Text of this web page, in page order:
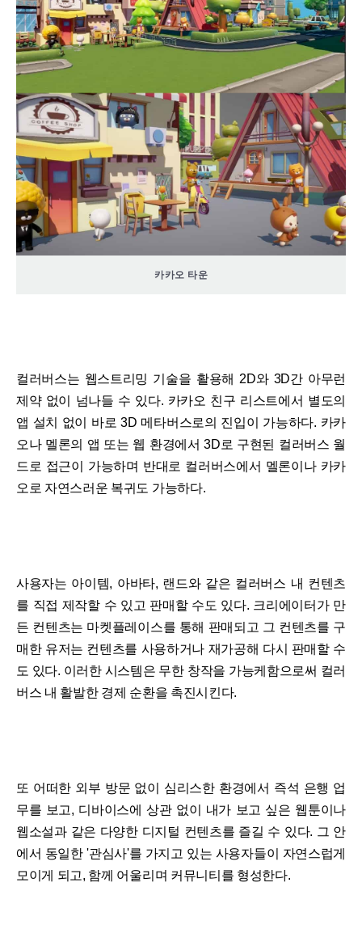
카카오 타운
컬러버스는 웹스트리밍 기술을 활용해 2D와 3D간 아무런
제약 없이 넘나들 수 있다. 카카오 친구 리스트에서 별도의
앱 설치 없이 바로 3D 메타버스로의 진입이 가능하다. 카카
오나 멜론의 앱 또는 웹 환경에서 3D로 구현된 컬러버스 월
드로 접근이 가능하며 반대로 컬러버스에서 멜론이나 카카
오로 자연스러운 복귀도 가능하다.
사용자는 아이템, 아바타, 랜드와 같은 컬러버스 내 컨텐츠
를 직접 제작할 수 있고 판매할 수도 있다. 크리에이터가 만
든 컨텐츠는 마켓플레이스를 통해 판매되고 그 컨텐츠를 구
매한 유저는 컨텐츠를 사용하거나 재가공해 다시 판매할 수
도 있다. 이러한 시스템은 무한 창작을 가능케함으로써 컬러
버스 내 활발한 경제 순환을 촉진시킨다.
또 어떠한 외부 방문 없이 심리스한 환경에서 즉석 은행 업
무를 보고, 디바이스에 상관 없이 내가 보고 싶은 웹툰이나
웹소설과 같은 다양한 디지털 컨텐츠를 즐길 수 있다. 그 안
에서 동일한 '관심사'를 가지고 있는 사용자들이 자연스럽게
모이게 되고, 함께 어울리며 커뮤니티를 형성한다.